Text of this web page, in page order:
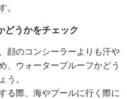
。
どうかをチェック
顔のコンシーラーよりも汗や
、ウォータープルーフかどう
う。
る際、海やプールに行く際に